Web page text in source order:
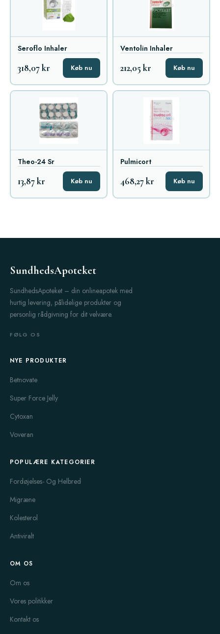
Seroflo Inhaler
318,07 kr Køb nu
Ventolin Inhaler
212,05 kr Køb nu
Theo-24 Sr
13,87 kr Køb nu
Pulmicort
468,27 kr Køb nu
SundhedsApoteket
SundhedsApoteket – din onlineapotek med
hurtig levering, pålidelige produkter og
personlig rådgivning for dit velvære.
FØLG OS
NYE PRODUKTER
Betnovate
Super Force Jelly
Cytoxan
Voveran
POPULÆRE KATEGORIER
Fordøjelses- Og Helbred
Migræne
Kolesterol
Antiviralt
OM OS
Om os
Vores politikker
Kontakt os